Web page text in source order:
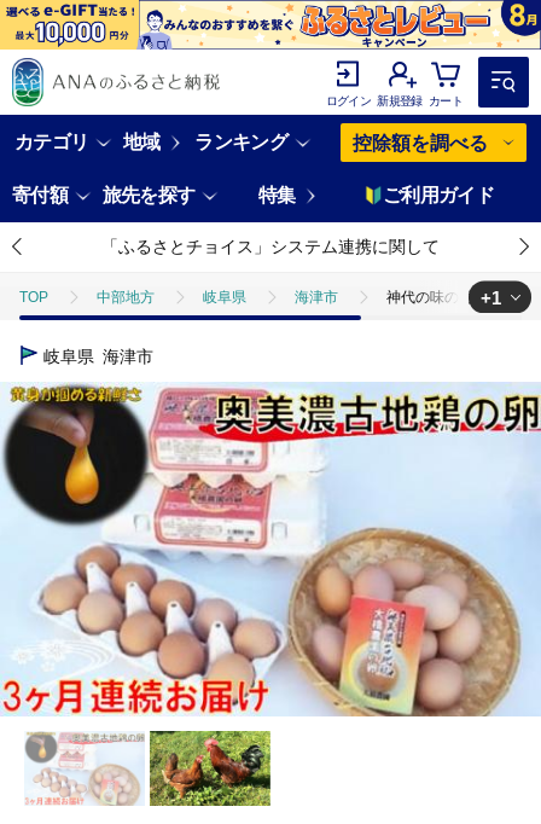
ログイン 新規登録 カート
カテゴリ 地域 ランキング 控除額を調べる
寄付額 旅先を探す 特集 ご利用ガイド
「ふるさとチョイス」システム連携に関して
TOP 中部地方 岐阜県 海津市 神代の味の再現 奥美
TOP
+1
岐阜県 海津市